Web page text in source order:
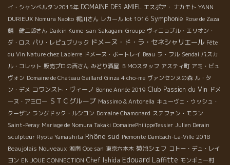
イ・シャンベルタン2015年 DOMAINE DES AMIEL エスポア・ ナカモト YANN
DURIEUX Nomura Naoko 梶川さん レカール lot 1016 Symphonie Rose de Zaza
鏡 健二郎さん Daikin Kume-san Sakagami Groupe ヴィニョブル・エリオン・
ダ・ロス パリ・レピュブリック ドメーヌ・ド・ラ・セネシャリエール Fête
du Vin Nature chez Lapierre ドメーヌ・ボートレイ Beau ラ・フル Sendai パスカ
ル・コレット 販売プロの西さん みどり酒屋 ＢＭОスタッフ アスティ町 アミ・ビュ
ヴォン Domaine de Chateau Gaillard Ginza 4 cho-me ヴァンセンヌの森 ル・タ
ン・デメ コワンスト・ヴィーノ Bonne Année 2019 Club Passion du Vin ドメ
ーヌ・アミロー ＳＴＣグループ Massimo & Antonella キューヴェ・ウッシュ・
クーザン ラングドック・ルシヨン Domaine Chamonard ステファン・モラン
Saint-Peray Mariage de Nomura Takaki DomainePhilippeTessier Julien Derain
sculpteur Ryota Yamashita Rhône sud Piemonte Dambach-La-Ville 2018
Beaujolais Nouveaux 湘南 Ooe san 東京六本木 菊池シェフ コトー・デュ・レイ
ヨン EN JOUE CONNECTION Chef Ishida Edouard Laffitte モンギュー村